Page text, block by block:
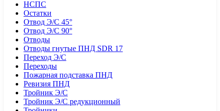
НСПС
Остатки
Отвод Э/С 45°
Отвод Э/С 90°
Отводы
Отводы гнутые ПНД SDR 17
Переход Э/С
Переходы
Пожарная подставка ПНД
Ревизия ПНД
Тройник Э/С
Тройник Э/С редукционный